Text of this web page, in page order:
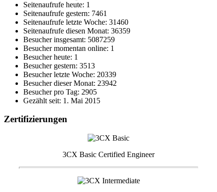
Seitenaufrufe heute: 1
Seitenaufrufe gestern: 7461
Seitenaufrufe letzte Woche: 31460
Seitenaufrufe diesen Monat: 36359
Besucher insgesamt: 5087259
Besucher momentan online: 1
Besucher heute: 1
Besucher gestern: 3513
Besucher letzte Woche: 20339
Besucher dieser Monat: 23942
Besucher pro Tag: 2905
Gezählt seit: 1. Mai 2015
Zertifizierungen
3CX Basic Certified Engineer